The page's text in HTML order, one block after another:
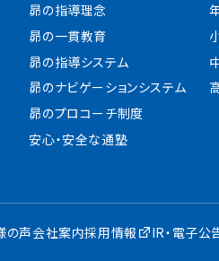
昴の指導理念
昴の一貫教育
昴の指導システム
昴のナビゲーションシステム
昴のプロコーチ制度
安心・安全な通塾
の声会社案内採用情報 IR・電子公